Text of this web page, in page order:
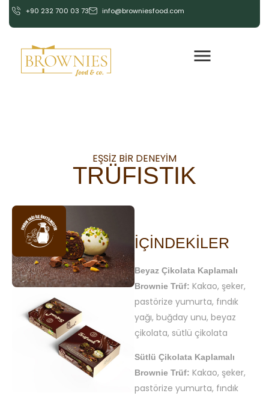
+90 232 700 03 73 info@browniesfood.com
EŞSIZ BIR DENEYIM
TRÜFISTIK
İÇINDEKILER
Beyaz Çikolata Kaplamalı
Brownie Trüf: Kakao, şeker,
pastörize yumurta, fındık
yağı, buğday unu, beyaz
çikolata, sütlü çikolata
Sütlü Çikolata Kaplamalı
Brownie Trüf: Kakao, şeker,
pastörize yumurta, fındık